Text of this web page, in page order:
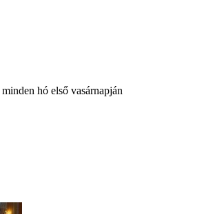
minden hó első vasárnapján